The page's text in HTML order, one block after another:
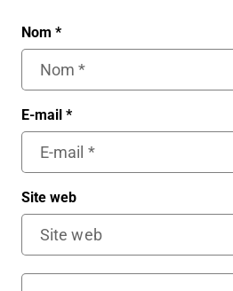
Nom *
E-mail *
Site web